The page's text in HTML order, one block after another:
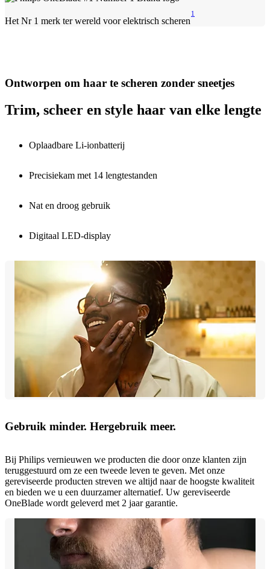
Het Nr 1 merk ter wereld voor elektrisch scheren
1
Ontworpen om haar te scheren zonder sneetjes
Trim, scheer en style haar van elke lengte
Oplaadbare Li-ionbatterij
Precisiekam met 14 lengtestanden
Nat en droog gebruik
Digitaal LED-display
Gebruik minder. Hergebruik meer.
Bij Philips vernieuwen we producten die door onze klanten zijn
teruggestuurd om ze een tweede leven te geven. Met onze
gereviseerde producten streven we altijd naar de hoogste kwaliteit
en bieden we u een duurzamer alternatief. Uw gereviseerde
OneBlade wordt geleverd met 2 jaar garantie.